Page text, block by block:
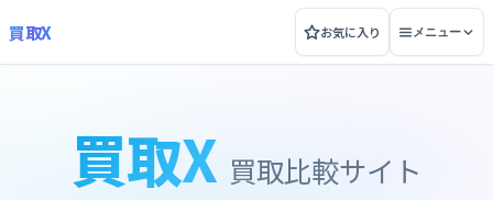
買取X お気に入り メニュー
買取X 買取比較サイト